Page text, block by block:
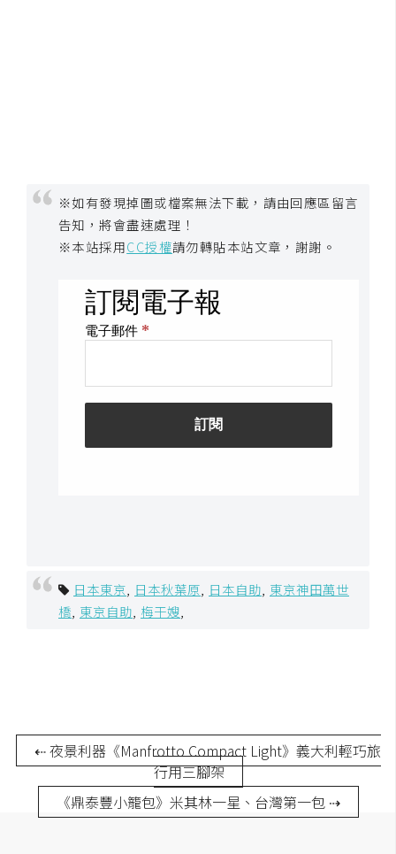
※如有發現掉圖或檔案無法下載，請由回應區留言
告知，將會盡速處理！
※本站採用CC授權請勿轉貼本站文章，謝謝。
日本東京 日本秋葉原 日本自助 東京神田萬世
橋 東京自助 梅干嫂
⇠ 夜景利器《Manfrotto Compact Light》義大利輕巧旅
行用三腳架
《鼎泰豐小籠包》米其林一星、台灣第一包 ⇢